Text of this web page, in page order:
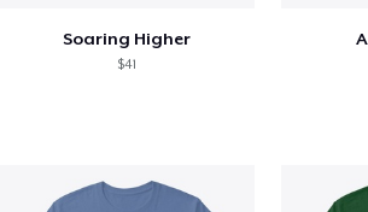
Soaring Higher
$41